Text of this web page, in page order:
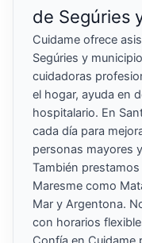
de Segúries
Cuidame ofrece
Segúries y
cuidadoras
el hogar, ayuda en
hospitalario. En
cada día para
personas mayores
También
Maresme como
Mar y Argentona.
con horarios